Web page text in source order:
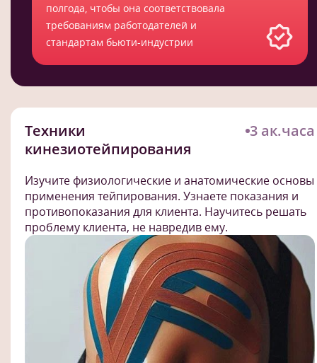
полгода, чтобы она соответствовала
требованиям работодателей и
стандартам бьюти-индустрии
Техники
кинезиотейпирования
3 ак.часа
Изучите физиологические и анатомические основы
применения тейпирования. Узнаете показания и
противопоказания для клиента. Научитесь решать
проблему клиента, не навредив ему.